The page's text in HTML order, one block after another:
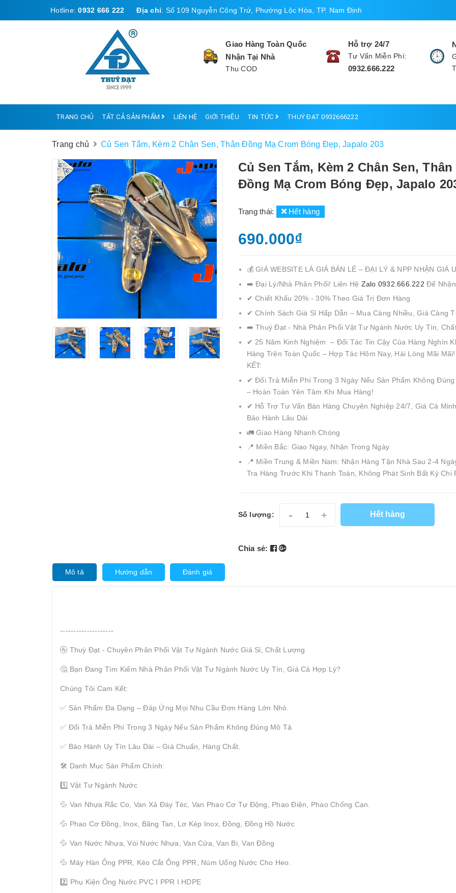
Hotline:0932 666 222 Địa chỉ: Số 109 Nguyễn Công Trứ, Phường Lộc Hòa, TP. Nam Định
Giao Hàng Toàn Quốc
Nhận Tại Nhà
Thu COD
Hỗ trợ 24/7
Tư Vấn Miễn Phí:
0932.666.222
TRANG CHỦ TẤT CẢ SẢN PHẨM LIÊN HỆ GIỚI THIỆU TIN TỨC THUÝ ĐẠT 0932666222
Trang chủ Củ Sen Tắm, Kèm 2 Chân Sen, Thân Đồng Mạ Crom Bóng Đẹp, Japalo 203
Củ Sen Tắm, Kèm 2 Chân Sen, Thân
Đồng Mạ Crom Bóng Đẹp, Japalo
Trạng thái: Hết hàng
690.000₫
💰 GIÁ WEBSITE LÀ GIÁ BÁN LẺ – ĐẠI LÝ & NPP NHẬN GIÁ
➡️ Đại Lý/Nhà Phân Phối! Liên Hệ Zalo 0932.666.222Để
✔ Chiết Khấu 20% - 30% Theo Giá Trị Đơn Hàng
✔ Chính Sách Giá Sỉ Hấp Dẫn – Mua Càng Nhiều, Giá Càng
➡️ Thuý Đạt - Nhà Phân Phối Vật Tư Ngành Nước Uy Tín,
✔ 25 Năm Kinh Nghiệm – Đối Tác Tin Cậy Của Hàng Nghìn
Hàng Trên Toàn Quốc – Hợp Tác Hôm Nay, Hài Lòng Mãi Mãi!
KẾT:
✔ Đổi Trả Miễn Phí Trong 3 Ngày Nếu Sản Phẩm Không Đúng
– Hoàn Toàn Yên Tâm Khi Mua Hàng!
✔ Hỗ Trợ Tư Vấn Bán Hàng Chuyên Nghiệp 24/7, Giá Cả Minh
Bảo Hành Lâu Dài
🚛 Giao Hàng Nhanh Chóng
📍 Miền Bắc: Giao Ngay, Nhận Trong Ngày
📍 Miền Trung & Miền Nam: Nhận Hàng Tận Nhà Sau 2-4
Tra Hàng Trước Khi Thanh Toán, Không Phát Sinh Bất Kỳ Chi
Số lượng: - + Hết hàng
Chia sẻ:
Mô tả Hướng dẫn Đánh giá
--------------------
🚰 Thuý Đạt - Chuyên Phân Phối Vật Tư Ngành Nước Giá Sỉ, Chất Lượng
🤔 Bạn Đang Tìm Kiếm Nhà Phân Phối Vật Tư Ngành Nước Uy Tín, Giá Cả Hợp Lý?
Chúng Tôi Cam Kết:
✅ Sản Phẩm Đa Dạng – Đáp Ứng Mọi Nhu Cầu Đơn Hàng Lớn Nhỏ.
✅ Đổi Trả Miễn Phí Trong 3 Ngày Nếu Sản Phẩm Không Đúng Mô Tả
✅ Bảo Hành Uy Tín Lâu Dài – Giá Chuẩn, Hàng Chất.
🛠 Danh Mục Sản Phẩm Chính:
1️⃣ Vật Tư Ngành Nước
💦 Van Nhựa Rắc Co, Van Xả Đáy Téc, Van Phao Cơ Tự Động, Phao Điện, Phao Chống Cạn.
💦 Phao Cơ Đồng, Inox, Băng Tan, Lơ Kép Inox, Đồng, Đồng Hồ Nước
💦 Van Nước Nhựa, Vòi Nước Nhựa, Van Cửa, Van Bi, Van Đồng
💦 Máy Hàn Ống PPR, Kéo Cắt Ống PPR, Núm Uống Nước Cho Heo.
2️⃣ Phụ Kiện Ống Nước PVC I PPR I HDPE